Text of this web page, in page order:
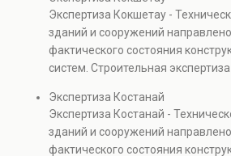
элементов и оценку
Услуга востребована при
капитальном ремонте и
также при судебных
проверках.
Экспертиза Кокшетау -
зданий и сооружений
фактического состояния
систем. Строительная
элементов и оценку
Услуга востребована при
капитальном ремонте и
Экспертиза Костанай
Экспертиза Костанай -
зданий и сооружений
фактического состояния